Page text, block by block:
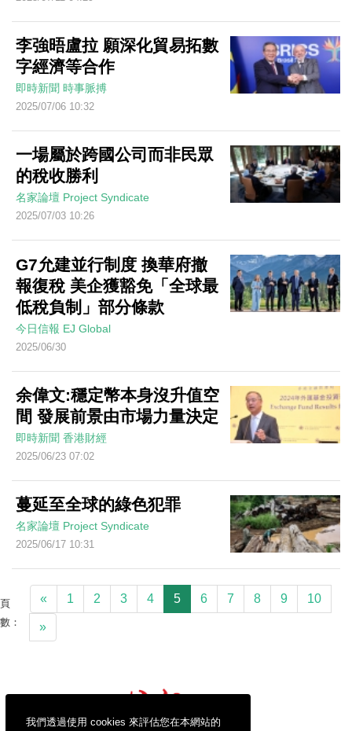
我們透過使用 cookies 來評估您在本網站的
李強晤盧拉 願深化貿易拓數
字經濟等合作
即時新聞 時事脈搏
2025/07/06 10:32
一場屬於跨國公司而非民眾
的稅收勝利
名家論壇 Project Syndicate
2025/07/03 10:26
G7允建並行制度 換華府撤
報復稅 美企獲豁免「全球最
低稅負制」部分條款
今日信報 EJ Global
2025/06/30
余偉文:穩定幣本身沒升值空
間 發展前景由市場力量決定
即時新聞 香港財經
2025/06/23 07:02
蔓延至全球的綠色犯罪
名家論壇 Project Syndicate
2025/06/17 10:31
頁
數：
« 1 2 3 4 5 6 7 8 9 10
»